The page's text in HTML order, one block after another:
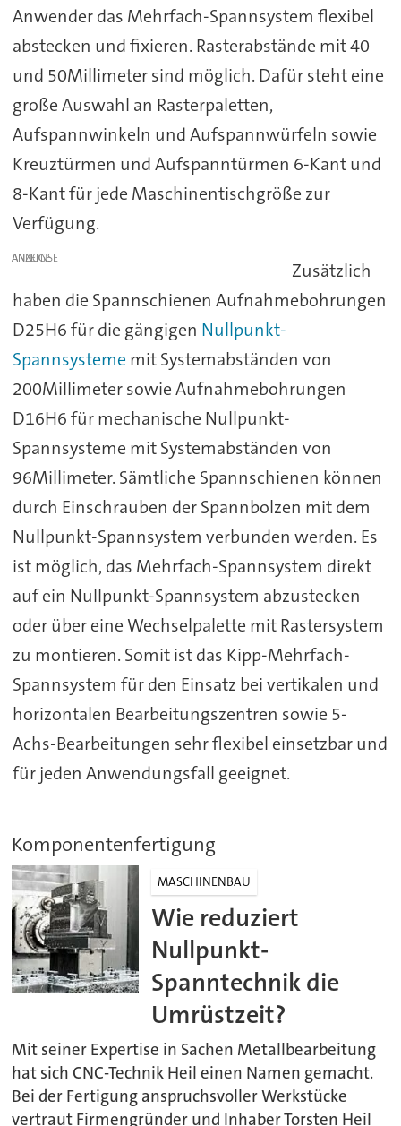
Anwender das Mehrfach-Spannsystem flexibel
abstecken und fixieren. Rasterabstände mit 40
und 50Millimeter sind möglich. Dafür steht eine
große Auswahl an Rasterpaletten,
Aufspannwinkeln und Aufspannwürfeln sowie
Kreuztürmen und Aufspanntürmen 6-Kant und
8-Kant für jede Maschinentischgröße zur
Verfügung.
ANZEIGE
Zusätzlich
haben die Spannschienen Aufnahmebohrungen
D25H6 für die gängigen Nullpunkt-
Spannsysteme mit Systemabständen von
200Millimeter sowie Aufnahmebohrungen
D16H6 für mechanische Nullpunkt-
Spannsysteme mit Systemabständen von
96Millimeter. Sämtliche Spannschienen können
durch Einschrauben der Spannbolzen mit dem
Nullpunkt-Spannsystem verbunden werden. Es
ist möglich, das Mehrfach-Spannsystem direkt
auf ein Nullpunkt-Spannsystem abzustecken
oder über eine Wechselpalette mit Rastersystem
zu montieren. Somit ist das Kipp-Mehrfach-
Spannsystem für den Einsatz bei vertikalen und
horizontalen Bearbeitungszentren sowie 5-
Achs-Bearbeitungen sehr flexibel einsetzbar und
für jeden Anwendungsfall geeignet.
Komponentenfertigung
MASCHINENBAU
Wie reduziert
Nullpunkt-
Spanntechnik die
Umrüstzeit?
Mit seiner Expertise in Sachen Metallbearbeitung
hat sich CNC-Technik Heil einen Namen gemacht.
Bei der Fertigung anspruchsvoller Werkstücke
vertraut Firmengründer und Inhaber Torsten Heil